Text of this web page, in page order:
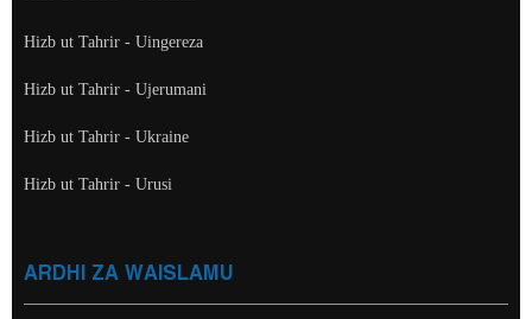
Hizb ut Tahrir - Uingereza
Hizb ut Tahrir - Ujerumani
Hizb ut Tahrir - Ukraine
Hizb ut Tahrir - Urusi
ARDHI ZA WAISLAMU